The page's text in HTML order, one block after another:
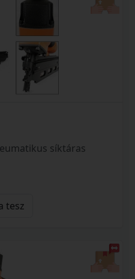
síktáras
tesz